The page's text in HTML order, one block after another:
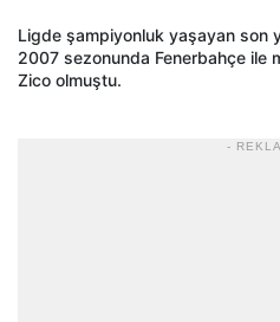
Ligde şampiyonluk yaşayan son
2007 sezonunda Fenerbahçe ile
Zico olmuştu.
-